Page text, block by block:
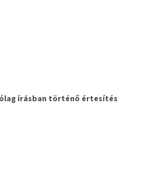
írásban történő értesítés